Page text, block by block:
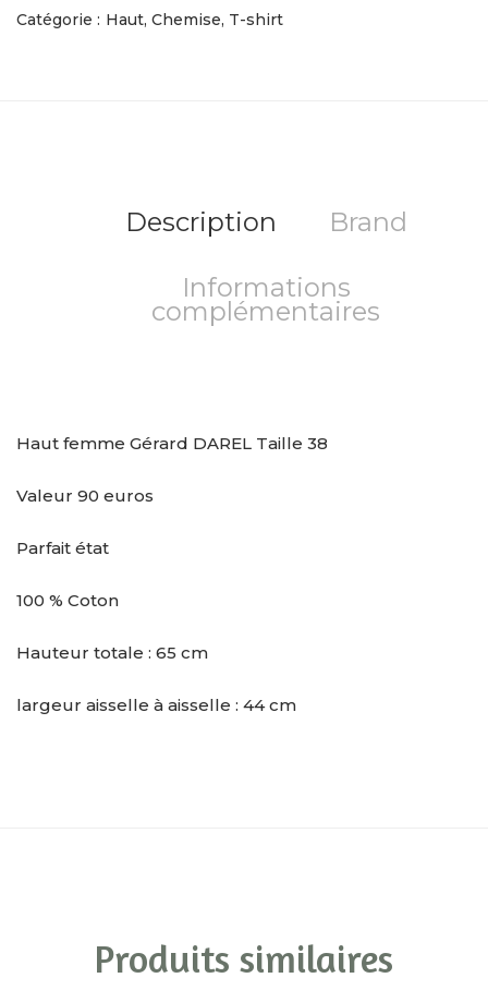
Catégorie : Haut, Chemise, T-shirt
Description Brand
Informations
complémentaires
Haut femme Gérard DAREL Taille 38
Valeur 90 euros
Parfait état
100 % Coton
Hauteur totale : 65 cm
largeur aisselle à aisselle : 44 cm
Produits similaires